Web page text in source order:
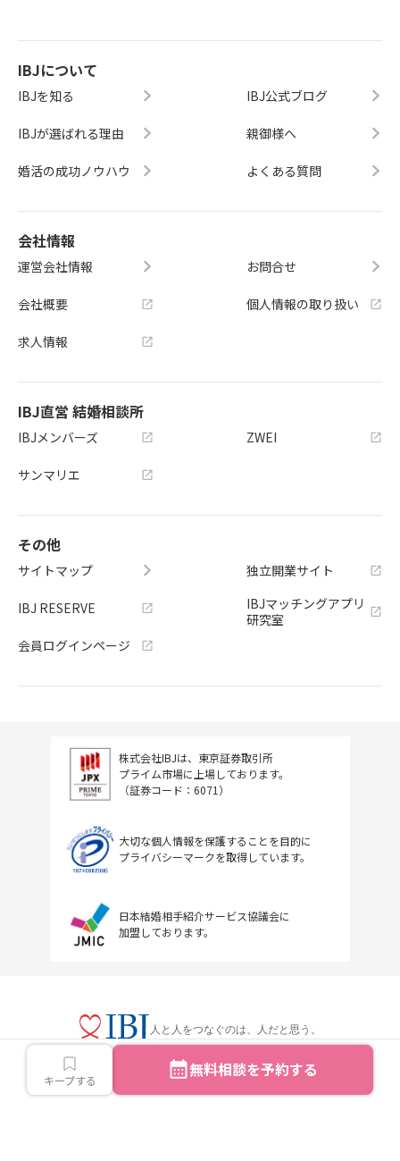
キープする 無料相談を予約する
IBJについて
IBJを知る
IBJが選ばれる理由
婚活の成功ノウハウ
IBJ公式ブログ
親御様へ
よくある質問
会社情報
運営会社情報
会社概要
求人情報
お問合せ
個人情報の取り扱い
IBJ直営 結婚相談所
IBJメンバーズ
サンマリエ
ZWEI
その他
サイトマップ
IBJ RESERVE
会員ログインページ
独立開業サイト
IBJマッチングアプリ
研究室
株式会社IBJは、東京証券取引所
プライム市場に上場しております。
（証券コード：6071）
大切な個人情報を保護することを目的に
プライバシーマークを取得しています。
日本結婚相手紹介サービス協議会に
加盟しております。
人と人をつなぐのは、人だと思う。